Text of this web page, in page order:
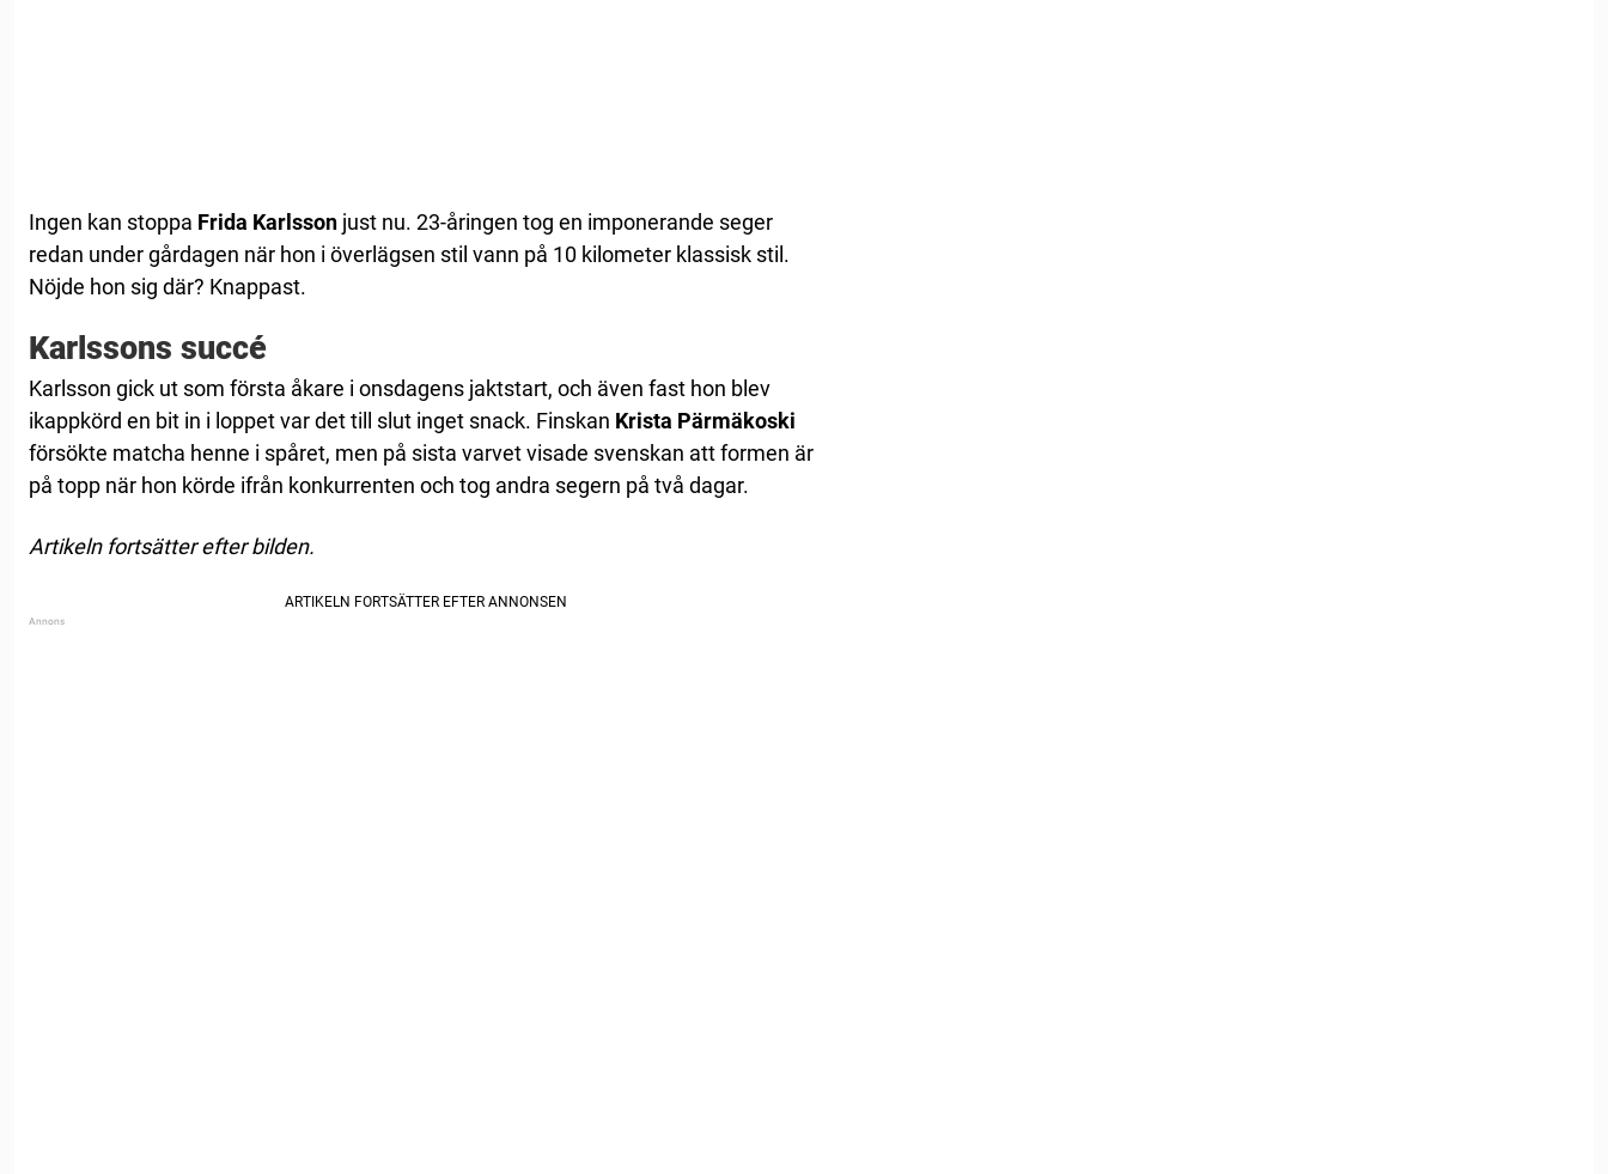
Ingen kan stoppa Frida Karlsson just nu. 23-åringen tog en imponerande seger
redan under gårdagen när hon i överlägsen stil vann på 10 kilometer klassisk stil.
Nöjde hon sig där? Knappast.
Karlssons succé
Karlsson gick ut som första åkare i onsdagens jaktstart, och även fast hon blev
ikappkörd en bit in i loppet var det till slut inget snack. Finskan Krista Pärmäkoski
försökte matcha henne i spåret, men på sista varvet visade svenskan att formen är
på topp när hon körde ifrån konkurrenten och tog andra segern på två dagar.
Artikeln fortsätter efter bilden.